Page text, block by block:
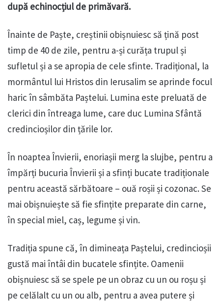
după echinocțiul de primăvară.
Înainte de Paște, creștinii obișnuiesc să țină post
timp de 40 de zile, pentru a-și curăța trupul și
sufletul și a se apropia de cele sfinte. Tradițional, la
mormântul lui Hristos din Ierusalim se aprinde focul
haric în sâmbăta Paștelui. Lumina este preluată de
clerici din întreaga lume, care duc Lumina Sfântă
credincioșilor din țările lor.
În noaptea Învierii, enoriașii merg la slujbe, pentru a
împărți bucuria Învierii și a sfinți bucate tradiționale
pentru această sărbătoare – ouă roșii și cozonac. Se
mai obișnuiește să fie sfințite preparate din carne,
în special miel, caș, legume și vin.
Tradiția spune că, în dimineața Paștelui, credincioșii
gustă mai întâi din bucatele sfințite. Oamenii
obișnuiesc să se spele pe un obraz cu un ou roșu și
pe celălalt cu un ou alb, pentru a avea putere și